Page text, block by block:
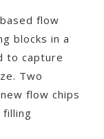
flow
blocks in a
to capture
Two
flow chips
filling